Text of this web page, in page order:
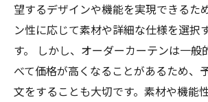
望するデザインや機能を実現できるた
ン性に応じて素材や詳細な仕様を選択
す。 しかし、オーダーカーテンは一般
べて価格が高くなることがあるため、
文をすることも大切です。素材や機能